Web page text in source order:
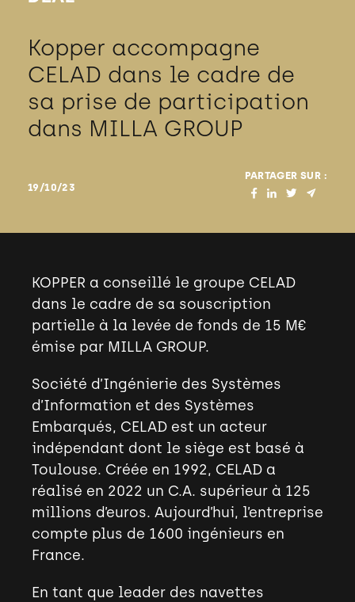
Kopper accompagne
CELAD dans le cadre de
sa prise de participation
dans MILLA GROUP
19/10/23
PARTAGER SUR :
KOPPER a conseillé le groupe CELAD
dans le cadre de sa souscription
partielle à la levée de fonds de 15 M€
émise par MILLA GROUP.
Société d’Ingénierie des Systèmes
d’Information et des Systèmes
Embarqués, CELAD est un acteur
indépendant dont le siège est basé à
Toulouse. Créée en 1992, CELAD a
réalisé en 2022 un C.A. supérieur à 125
millions d’euros. Aujourd’hui, l’entreprise
compte plus de 1600 ingénieurs en
France.
En tant que leader des navettes